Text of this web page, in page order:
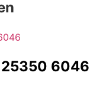
25350 6046